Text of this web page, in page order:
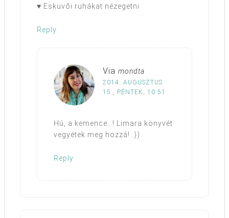
♥ Esküvői ruhákat nézegetni
Reply
Via mondta
2014. AUGUSZTUS
15., PÉNTEK, 10:51
Hú, a kemence…! Limara könyvét
vegyétek meg hozzá! :))
Reply